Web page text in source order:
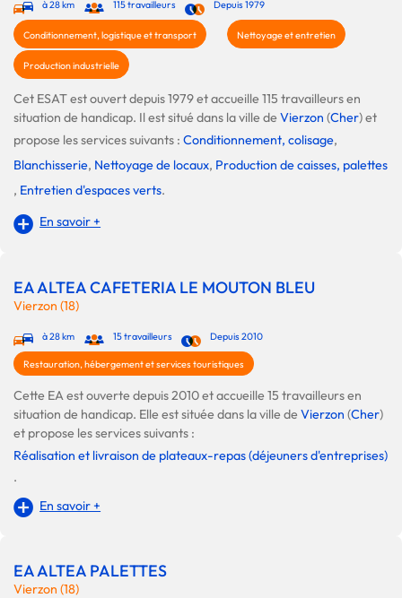
à 28 km 115 travailleurs Depuis 1979
Conditionnement, logistique et transport Nettoyage et entretien
Production industrielle
Cet ESAT est ouvert depuis 1979 et accueille 115 travailleurs en
situation de handicap. Il est situé dans la ville deVierzon (Cher) et
propose les services suivants : Conditionnement, colisage,
Blanchisserie, Nettoyage de locaux, Production de caisses, palettes
, Entretien d'espaces verts.
En savoir +
EA ALTEA CAFETERIA LE MOUTON BLEU
Vierzon (18)
à 28 km 15 travailleurs Depuis 2010
Restauration, hébergement et services touristiques
Cette EA est ouverte depuis 2010 et accueille 15 travailleurs en
situation de handicap. Elle est située dans la ville deVierzon (Cher)
et propose les services suivants :
Réalisation et livraison de plateaux-repas (déjeuners d'entreprises)
.
En savoir +
EA ALTEA PALETTES
Vierzon (18)